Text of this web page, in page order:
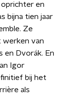
oprichter en
bijna tien jaar
Ze
werken van
en Dvorák. En
Igor
bij het
als